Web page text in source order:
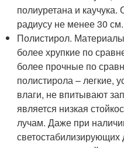
полиуретана и
радиусу не менее 30 см.
Полистирол.
более хрупкие по
более прочные по
полистирола – легкие,
влаги, не впитывают
является низкая
лучам. Даже при